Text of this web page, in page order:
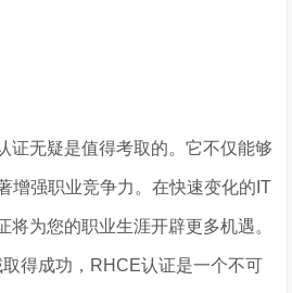
证无疑是值得考取的。它不仅能够
增强职业竞争力。在快速变化的IT
将为您的职业生涯开辟更多机遇。
得成功，RHCE认证是一个不可